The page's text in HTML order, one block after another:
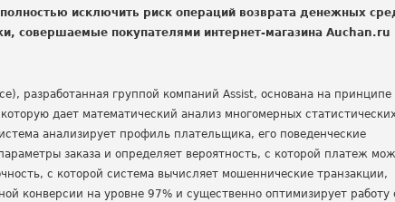
исключить риск операций возврата денежных
совершаемые покупателями интернет-магазина Auchan.ru
разработанная группой компаний Assist, основана на принципе
дает математический анализ многомерных
анализирует профиль плательщика, его поведенческие
заказа и определяет вероятность, с которой платеж
с которой система вычисляет мошеннические транзакции,
конверсии на уровне 97% и существенно оптимизирует работу